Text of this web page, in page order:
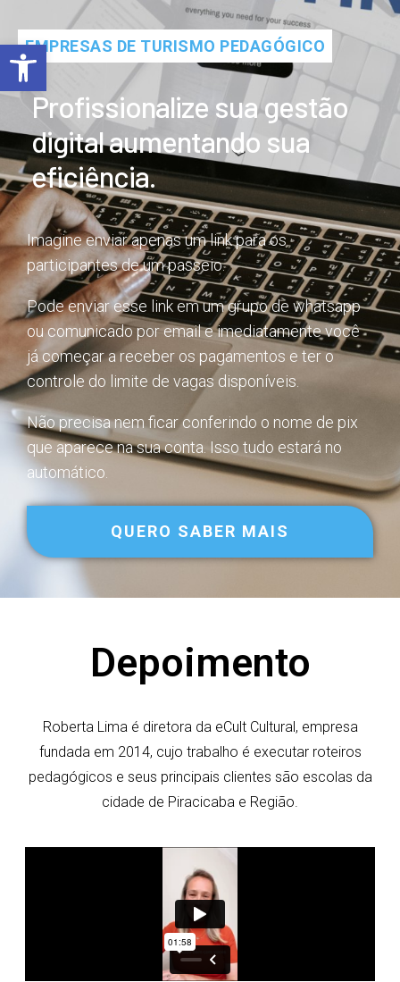
Barra de Ferramentas Aberta
EMPRESAS DE TURISMO PEDAGÓGICO
Profissionalize sua gestão
digital aumentando sua
eficiência.
Imagine enviar apenas um link para os
participantes de um passeio.
Pode enviar esse link em um grupo de whatsapp
ou comunicado por email e imediatamente você
já começar a receber os pagamentos e ter o
controle do limite de vagas disponíveis.
Não precisa nem ficar conferindo o nome de pix
que aparece na sua conta. Isso tudo estará no
automático.
QUERO SABER MAIS
Depoimento
Roberta Lima é diretora da eCult Cultural, empresa
fundada em 2014, cujo trabalho é executar roteiros
pedagógicos e seus principais clientes são escolas da
cidade de Piracicaba e Região.